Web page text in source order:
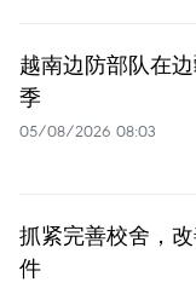
越南边防部队在
季
05/08/2026 08:03
抓紧完善校舍，
件